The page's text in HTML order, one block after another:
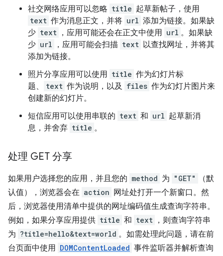
社交网络应用可以忽略 title 起草新帖子，使用
text 作为消息正文，并将 url 添加为链接。如果缺
少 text ，应用可能还会在正文中使用 url 。如果缺
少 url ，应用可能会扫描 text 以查找网址，并将其
添加为链接。
照片分享应用可以使用 title 作为幻灯片标
题、
text 作为说明，以及 files 作为幻灯片图片来
创建新的幻灯片。
短信应用可以使用串联的 text 和 url 起草新消
息，并舍弃 title 。
处理 GET 分享
如果用户选择您的应用，并且您的 method 为 "GET"
（默
认值），浏览器会在 action 网址处打开一个新窗口。然
后，浏览器使用清单中提供的网址编码值生成查询字符串。
例如，如果分享应用提供 title 和 text ，则查询字符串
为 ?title=hello&text=world 。如需处理此问题，请在前
台页面中使用 DOMContentLoaded 事件监听器并解析查询